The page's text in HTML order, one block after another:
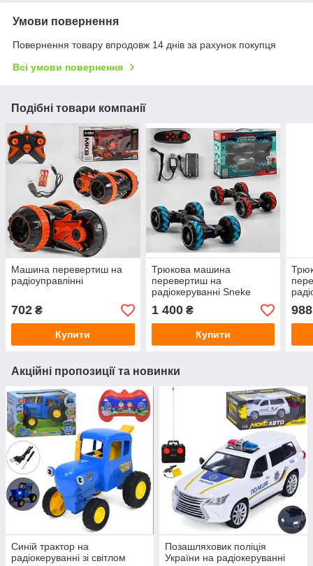
Умови повернення
Повернення товару впродовж 14 днів за рахунок покупця
Всі умови повернення
Подібні товари компанії
Машина перевертиш на
радіоуправлінні
702 ₴
Купити
Трюкова машина
перевертиш на
радіокеруванні Sneke
Speed
1 400₴
Купити
988
Акційні пропозиції та новинки
Синій трактор на
радіокеруванні зі світлом
Позашляховик поліція
України на радіокеруванні